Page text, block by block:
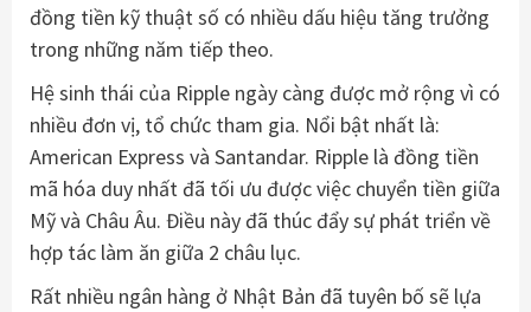
đồng tiền kỹ thuật số có nhiều dấu hiệu tăng trưởng
trong những năm tiếp theo.
Hệ sinh thái của Ripple ngày càng được mở rộng vì có
nhiều đơn vị, tổ chức tham gia. Nổi bật nhất là:
American Express và Santandar. Ripple là đồng tiền
mã hóa duy nhất đã tối ưu được việc chuyển tiền giữa
Mỹ và Châu Âu. Điều này đã thúc đẩy sự phát triển về
hợp tác làm ăn giữa 2 châu lục.
Rất nhiều ngân hàng ở Nhật Bản đã tuyên bố sẽ lựa